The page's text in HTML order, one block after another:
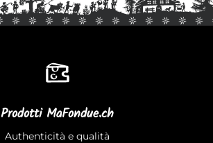
Prodotti MaFondue.ch
Authenticità e qualità